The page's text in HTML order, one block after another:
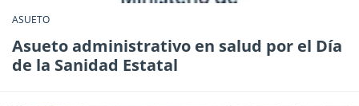
ASUETO
Asueto administrativo en salud por el Día
de la Sanidad Estatal